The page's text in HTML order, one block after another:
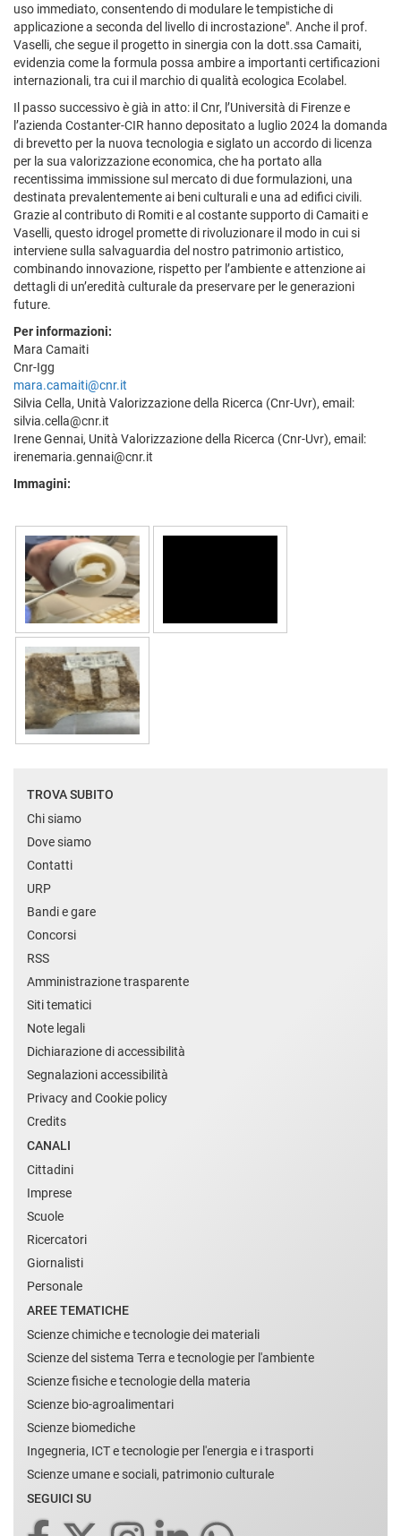
uso immediato, consentendo di modulare le tempistiche di
applicazione a seconda del livello di incrostazione". Anche il prof.
Vaselli, che segue il progetto in sinergia con la dott.ssa Camaiti,
evidenzia come la formula possa ambire a importanti certificazioni
internazionali, tra cui il marchio di qualità ecologica Ecolabel.
Il passo successivo è già in atto: il Cnr, l’Università di Firenze e
l’azienda Costanter-CIR hanno depositato a luglio 2024 la domanda
di brevetto per la nuova tecnologia e siglato un accordo di licenza
per la sua valorizzazione economica, che ha portato alla
recentissima immissione sul mercato di due formulazioni, una
destinata prevalentemente ai beni culturali e una ad edifici civili.
Grazie al contributo di Romiti e al costante supporto di Camaiti e
Vaselli, questo idrogel promette di rivoluzionare il modo in cui si
interviene sulla salvaguardia del nostro patrimonio artistico,
combinando innovazione, rispetto per l’ambiente e attenzione ai
dettagli di un’eredità culturale da preservare per le generazioni
future.
Per informazioni:
Mara Camaiti
Cnr-Igg
mara.camaiti@cnr.it
Silvia Cella, Unità Valorizzazione della Ricerca (Cnr-Uvr), email:
silvia.cella@cnr.it
Irene Gennai, Unità Valorizzazione della Ricerca (Cnr-Uvr), email:
irenemaria.gennai@cnr.it
Immagini:
TROVA SUBITO
Chi siamo
Dove siamo
Contatti
URP
Bandi e gare
Concorsi
RSS
Amministrazione trasparente
Siti tematici
Note legali
Dichiarazione di accessibilità
Segnalazioni accessibilità
Privacy and Cookie policy
Credits
CANALI
Cittadini
Imprese
Scuole
Ricercatori
Giornalisti
Personale
AREE TEMATICHE
Scienze chimiche e tecnologie dei materiali
Scienze del sistema Terra e tecnologie per l'ambiente
Scienze fisiche e tecnologie della materia
Scienze bio-agroalimentari
Scienze biomediche
Ingegneria, ICT e tecnologie per l'energia e i trasporti
Scienze umane e sociali, patrimonio culturale
SEGUICI SU